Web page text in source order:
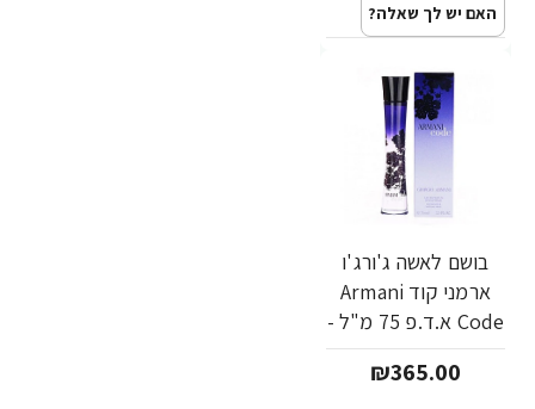
האם יש לך שאלה?
בושם לאשה ג'ורג'ו
ארמני קוד Armani
Code א.ד.פ 75 מ"ל -
מבית Giorgio
Armani
₪365.00